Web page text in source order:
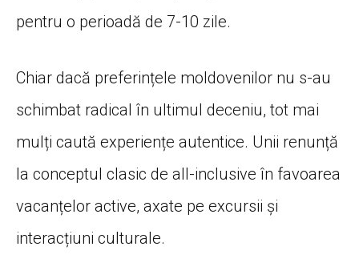
pentru o perioadă de 7-10 zile.
Chiar dacă preferințele moldovenilor nu s-au
schimbat radical în ultimul deceniu, tot mai
mulți caută experiențe autentice. Unii renunță
la conceptul clasic de all-inclusive în favoarea
vacanțelor active, axate pe excursii și
interacțiuni culturale.